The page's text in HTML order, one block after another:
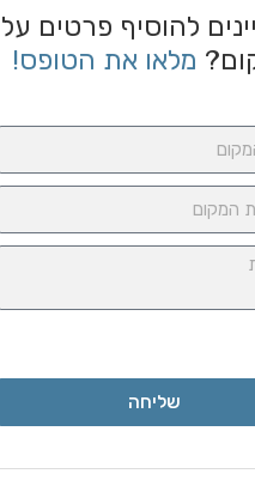
להוסיף פרטים על
מלאו את הטופס!
שליחה